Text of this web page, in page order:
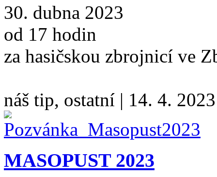
30. dubna 2023
od 17 hodin
za hasičskou zbrojnicí ve
náš tip, ostatní | 14. 4. 2023
MASOPUST 2023